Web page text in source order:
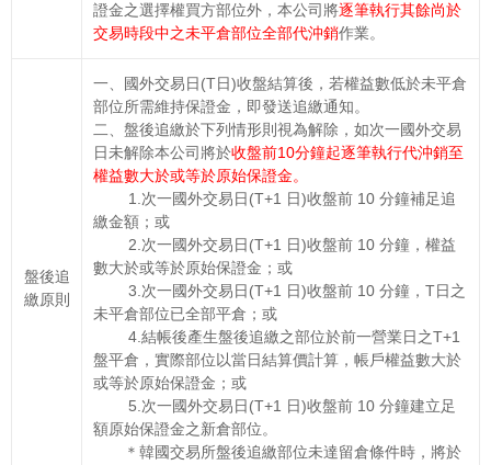
證金之選擇權買方部位外，本公司將逐筆執行其餘尚於
交易時段中之未平倉部位全部代沖銷作業。
盤後追
繳原則
一、國外交易日(T日)收盤結算後，若權益數低於未平倉
部位所需維持保證金，即發送追繳通知。
二、盤後追繳於下列情形則視為解除，如次一國外交易
日未解除本公司將於收盤前10分鐘起逐筆執行代沖銷至
權益數大於或等於原始保證金。
1.次一國外交易日(T+1 日)收盤前 10 分鐘補足追
繳金額；或
2.次一國外交易日(T+1 日)收盤前 10 分鐘，權益
數大於或等於原始保證金；或
3.次一國外交易日(T+1 日)收盤前 10 分鐘，T日之
未平倉部位已全部平倉；或
4.結帳後產生盤後追繳之部位於前一營業日之T+1
盤平倉，實際部位以當日結算價計算，帳戶權益數大於
或等於原始保證金；或
5.次一國外交易日(T+1 日)收盤前 10 分鐘建立足
額原始保證金之新倉部位。
＊韓國交易所盤後追繳部位未達留倉條件時，將於